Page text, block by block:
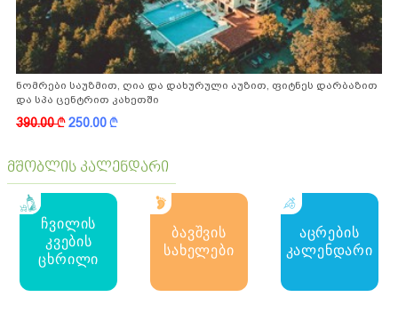
ნომრები საუზმით, ღია და დახურული აუზით, ფიტნეს დარბაზით
და სპა ცენტრით კახეთში
390.00k250.00k
მშობლის კალენდარი
ჩვილის
კვების
ცხრილი
ბავშვის
სახელები
აცრების
კალენდარი